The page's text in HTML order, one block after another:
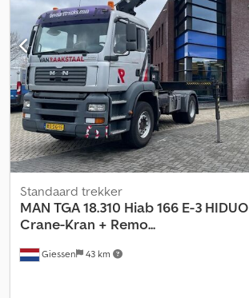
Giessen 43 km
Standaard trekker
MAN TGA 18.310 Hiab 166 E-3 HIDUO
Crane-Kran + Remo...